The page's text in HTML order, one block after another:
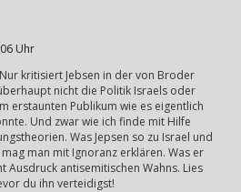
Uhr
kritisiert Jebsen in der von Broder
nicht die Politik Israels oder
erstaunten Publikum wie es eigentlich
Und zwar wie ich finde mit Hilfe
Was Jepsen so zu Israel und
man mit Ignoranz erklären. Was er
Ausdruck antisemitischen Wahns. Lies
du ihn verteidigst!